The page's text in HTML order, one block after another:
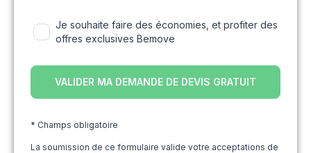
Je souhaite faire des économies, et profiter des
offres exclusives Bemove
* Champs obligatoire
La soumission de ce formulaire valide votre acceptations de